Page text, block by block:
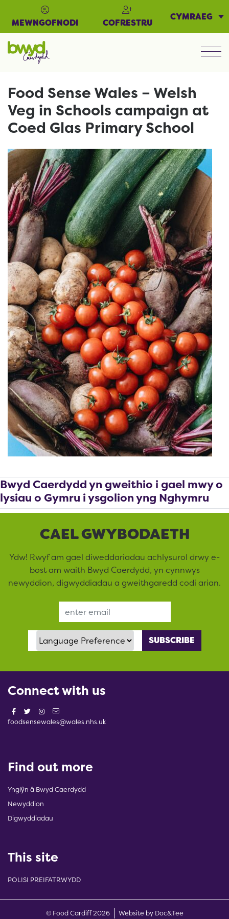
MEWNGOFNODI COFRESTRU
CYMRAEG
Food Sense Wales – Welsh
Veg in Schools campaign at
Coed Glas Primary School
Bwyd Caerdydd yn gweithio i gael mwy o
lysiau o Gymru i ysgolion yng Nghymru
CAEL GWYBODAETH
Ydw! Rwyf am gael diweddariadau achlysurol drwy e-
bost am waith Bwyd Caerdydd, yn cynnwys
newyddion, digwyddiadau a gweithgaredd codi arian.
Language Preference
Connect with us
foodsensewales@wales.nhs.uk
Find out more
Ynglŷn â Bwyd Caerdydd
Newyddion
Digwyddiadau
This site
POLISI PREIFATRWYDD
© Food Cardiff 2026 Website by Doc&Tee(opens new